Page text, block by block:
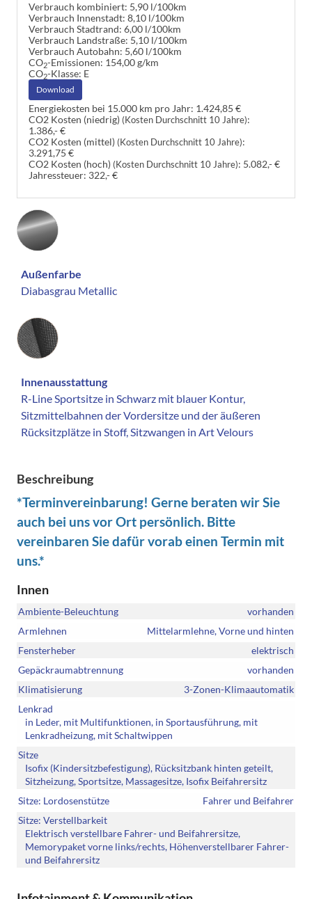
Verbrauch kombiniert: 5,90 l/100km
Verbrauch Innenstadt: 8,10 l/100km
Verbrauch Stadtrand: 6,00 l/100km
Verbrauch Landstraße: 5,10 l/100km
Verbrauch Autobahn: 5,60 l/100km
CO2-Emissionen: 154,00 g/km
CO2-Klasse: E
Download
Energiekosten bei 15.000 km pro Jahr: 1.424,85 €
CO2 Kosten (niedrig) (Kosten Durchschnitt 10 Jahre):
1.386,- €
CO2 Kosten (mittel) (Kosten Durchschnitt 10 Jahre):
3.291,75 €
CO2 Kosten (hoch) (Kosten Durchschnitt 10 Jahre): 5.082,- €
Jahressteuer: 322,- €
Außenfarbe
Diabasgrau Metallic
Innenausstattung
Innenausstattung
R-Line Sportsitze in Schwarz mit blauer Kontur,
Sitzmittelbahnen der Vordersitze und der äußeren
Rücksitzplätze in Stoff, Sitzwangen in Art Velours
Beschreibung
*Terminvereinbarung! Gerne beraten wir Sie
auch bei uns vor Ort persönlich. Bitte
vereinbaren Sie dafür vorab einen Termin mit
uns.*
Innen
Ambiente-Beleuchtung
vorhanden
Armlehnen
Mittelarmlehne, Vorne und hinten
Fensterheber
elektrisch
Gepäckraumabtrennung
vorhanden
Klimatisierung
3-Zonen-Klimaautomatik
Lenkrad
in Leder, mit Multifunktionen, in Sportausführung, mit
Lenkradheizung, mit Schaltwippen
Sitze
Isofix (Kindersitzbefestigung), Rücksitzbank hinten geteilt,
Sitzheizung, Sportsitze, Massagesitze, Isofix Beifahrersitz
Sitze: Lordosenstütze
Fahrer und Beifahrer
Sitze: Verstellbarkeit
Elektrisch verstellbare Fahrer- und Beifahrersitze,
Memorypaket vorne links/rechts, Höhenverstellbarer Fahrer-
und Beifahrersitz